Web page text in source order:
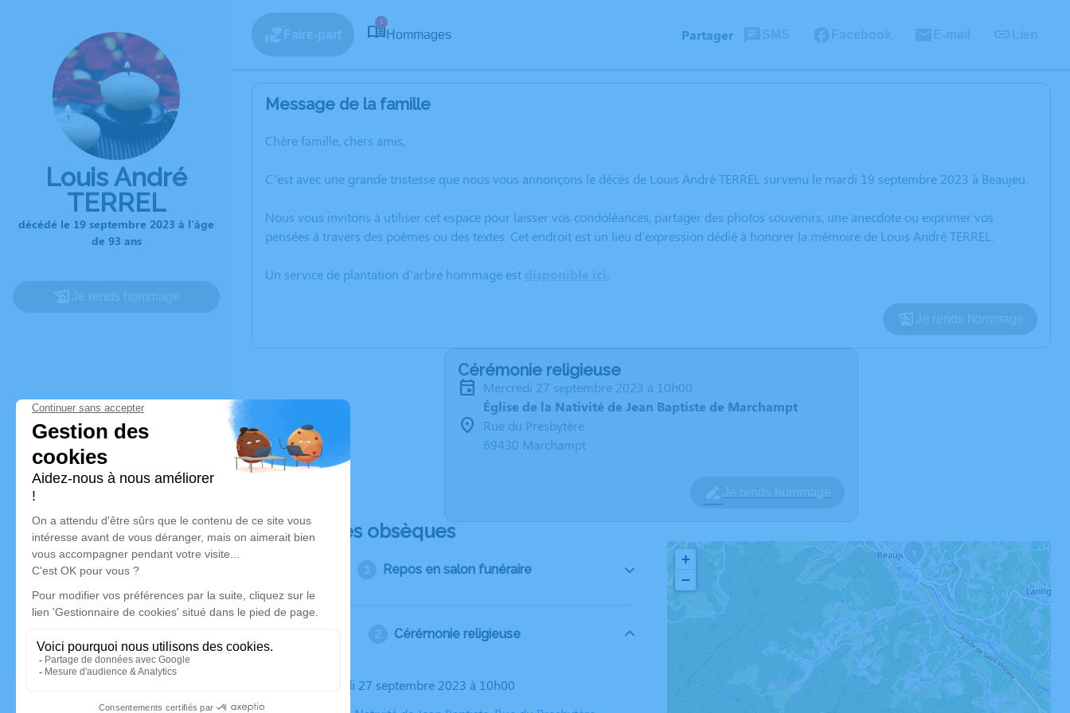
Louis André
TERREL
décédé le 19 septembre 2023 à l'âge
de 93 ans
1
Hommages Partager
Message de la famille
Chère famille, chers amis,
C’est avec une grande tristesse que nous vous annonçons le décès de Louis André TERREL survenu le mardi 19 septembre 2023 à Beaujeu.
Nous vous invitons à utiliser cet espace pour laisser vos condoléances, partager des photos souvenirs, une anecdote ou exprimer vos
pensées à travers des poèmes ou des textes. Cet endroit est un lieu d'expression dédié à honorer la mémoire de Louis André TERREL.
Un service de plantation d’arbre hommage est .
Cérémonie religieuse
mercredi 27 septembre 2023 à 10h00
Église de la Nativité de Jean Baptiste de Marchampt
Rue du Presbytère
69430 Marchampt
Déroulé des obsèques
Repos en salon funéraire
Cérémonie religieuse
Le mercredi 27 septembre 2023 à 10h00
+
−